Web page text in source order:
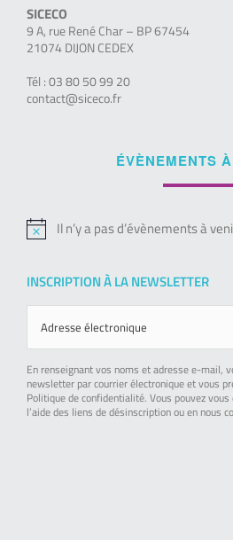
SICECO
9 A, rue René Char – BP 67454
21074 DIJON CEDEX
Tél : 03 80 50 99 20
contact@siceco.fr
ÉVÈNEMENTS
Notice
Il n’y a pas d’évènements à
INSCRIPTION À LA NEWSLETTER
En renseignant vos noms et adresse e-mail,
newsletter par courrier électronique et vous
Politique de confidentialité. Vous pouvez
l’aide des liens de désinscription ou en nous